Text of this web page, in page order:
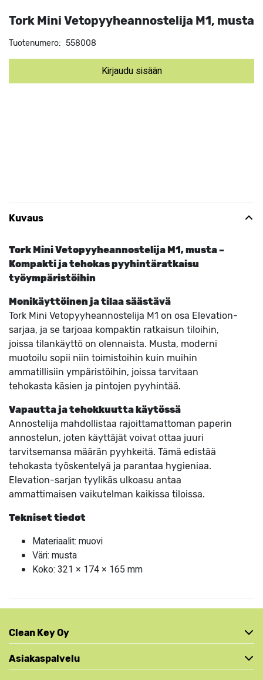
Tork Mini Vetopyyheannostelija M1, musta
Tuotenumero: 558008
Kirjaudu sisään
Kuvaus
Tork Mini Vetopyyheannostelija M1, musta –
Kompakti ja tehokas pyyhintäratkaisu
työympäristöihin
Monikäyttöinen ja tilaa säästävä
Tork Mini Vetopyyheannostelija M1 on osa Elevation-
sarjaa, ja se tarjoaa kompaktin ratkaisun tiloihin,
joissa tilankäyttö on olennaista. Musta, moderni
muotoilu sopii niin toimistoihin kuin muihin
ammatillisiin ympäristöihin, joissa tarvitaan
tehokasta käsien ja pintojen pyyhintää.
Vapautta ja tehokkuutta käytössä
Annostelija mahdollistaa rajoittamattoman paperin
annostelun, joten käyttäjät voivat ottaa juuri
tarvitsemansa määrän pyyhkeitä. Tämä edistää
tehokasta työskentelyä ja parantaa hygieniaa.
Elevation-sarjan tyylikäs ulkoasu antaa
ammattimaisen vaikutelman kaikissa tiloissa.
Tekniset tiedot
Materiaalit: muovi
Väri: musta
Koko: 321 × 174 × 165 mm
Clean Key Oy
Asiakaspalvelu